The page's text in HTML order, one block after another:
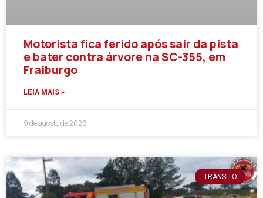
Motorista fica ferido após sair da pista
e bater contra árvore na SC-355, em
Fraiburgo
LEIA MAIS »
9 de agosto de 2026
TRÂNSITO